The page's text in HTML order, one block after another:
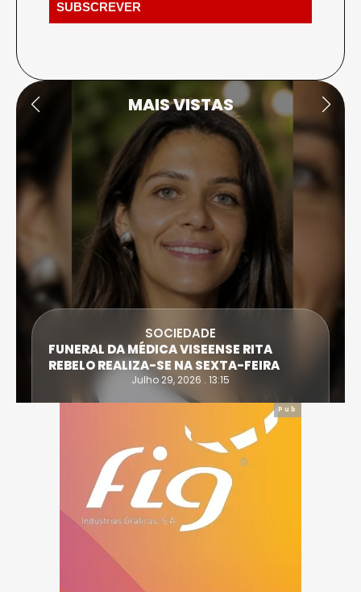
MAIS VISTAS
SOCIEDADE
FUNERAL DA MÉDICA VISEENSE RITA
REBELO REALIZA-SE NA SEXTA-FEIRA
Julho 29, 2026 . 13:15
Pub